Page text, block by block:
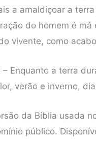
a amaldiçoar a
do homem é
vivente, como
– Enquanto a terra
verão e inverno,
da Bíblia usada
público.